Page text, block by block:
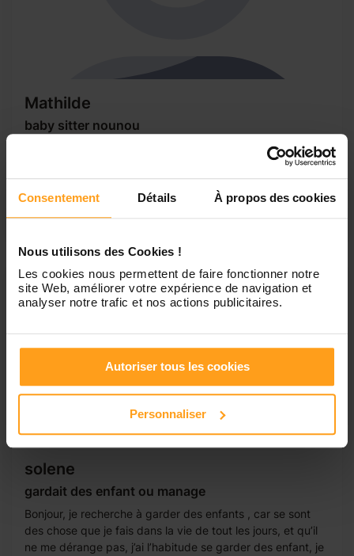
Consentement Détails À propos des cookies
Nous utilisons des Cookies !
Les cookies nous permettent de faire fonctionner notre
site Web, améliorer votre expérience de navigation et
analyser notre trafic et nos actions publicitaires.
Autoriser tous les cookies
Personnaliser
Mathilde
baby sitter nounou
Etudiante de 18 ans cherche à garder des enfants, j'ai de
l'expérience dans la garde d'enfants et dans la préparation
de leur repas. J'ai le permis et un véhicule. Je suis motivée
et sérieuse. Je peux me déplacer sur Saint Martin, de
Crau, Raphèle et Moulès. Je suis disponible pendant...
solene
gardait des enfant ou manage
Bonjour, je recherche à garder des enfants , car se sont
des chose que je fais dans la vie de tout les jours, et qu’il
ne me dérange pas, j’ai l’habitude se garder des enfant, je